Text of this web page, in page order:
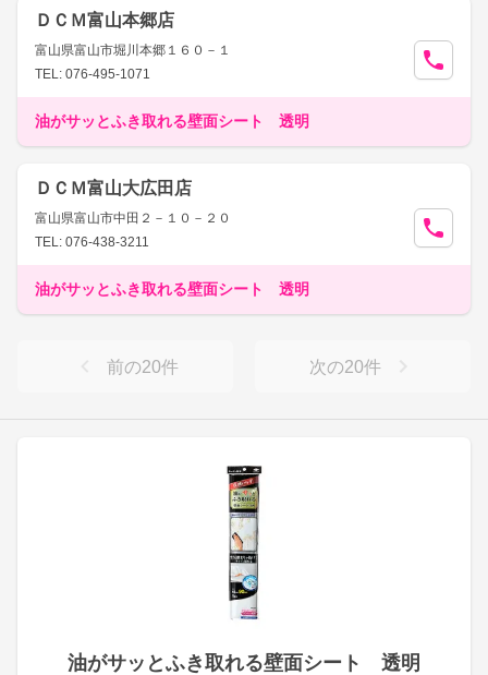
油がサッとふき取れる壁面シート 透明
ＤＣＭ富山本郷店
富山県富山市堀川本郷１６０－１
TEL: 076-495-1071
油がサッとふき取れる壁面シート 透明
ＤＣＭ富山大広田店
富山県富山市中田２－１０－２０
TEL: 076-438-3211
油がサッとふき取れる壁面シート 透明
前の20件 次の20件